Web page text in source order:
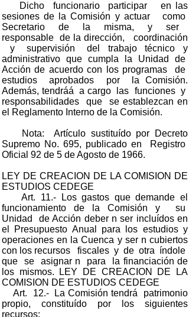
Dicho funcionario participar en las
sesiones de la Comisión y actuar como
Secretario de la misma, y ser
responsable de la dirección, coordinación
y supervisión del trabajo técnico y
administrativo que cumpla la Unidad de
Acción de acuerdo con los programas de
estudios aprobados por la Comisión.
Además, tendráá a cargo las funciones y
responsabilidades que se establezcan en
el Reglamento Interno de la Comisión.
Nota: Artículo sustituído por Decreto
Supremo No. 695, publicado en Registro
Oficial 92 de 5 de Agosto de 1966.
LEY DE CREACION DE LA COMISION DE
ESTUDIOS CEDEGE
Art. 11.- Los gastos que demande el
funcionamiento de la Comisión y su
Unidad de Acción deber n ser incluídos en
el Presupuesto Anual para los estudios y
operaciones en la Cuenca y ser n cubiertos
con los recursos fiscales y de otra índole
que se asignar n para la financiación de
los mismos. LEY DE CREACION DE LA
COMISION DE ESTUDIOS CEDEGE
Art. 12.- La Comisión tendrá patrimonio
propio, constituído por los siguientes
recursos: